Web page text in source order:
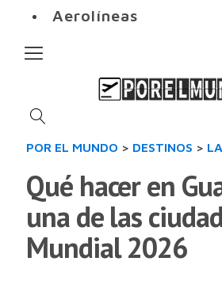
Aerolíneas
POR EL MUNDO > DESTINOS >
Qué hacer en
una de las
Mundial 2026